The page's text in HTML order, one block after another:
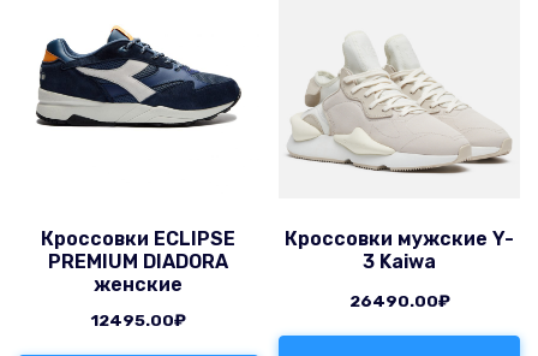
Кроссовки ECLIPSE
PREMIUM DIADORA
женские
12495.00₽
Кроссовки мужские Y-
3 Kaiwa
26490.00₽